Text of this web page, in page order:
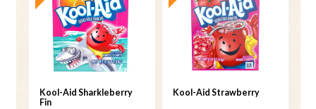
Kool-Aid Sharkleberry
Fin
Kool-Aid Strawberry